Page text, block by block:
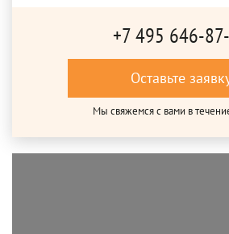
+7 495 646-
Оставьте
Мы свяжемся с вами в